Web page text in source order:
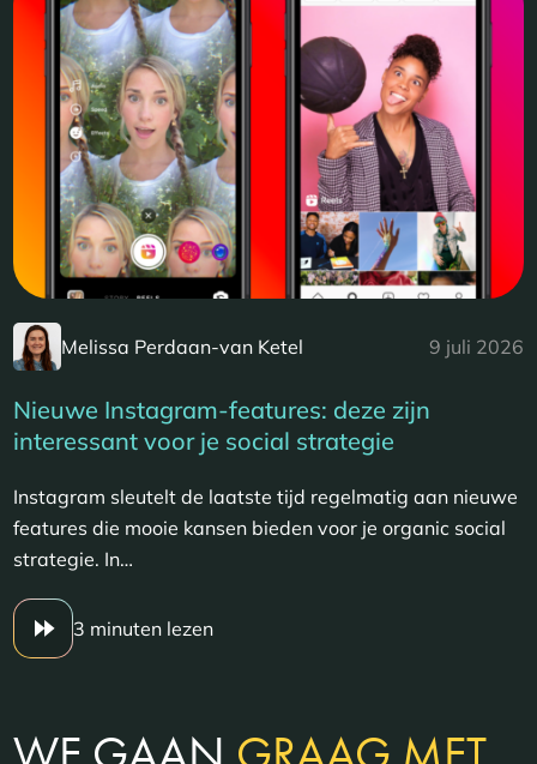
Melissa Perdaan-van Ketel 9 juli 2026
Nieuwe Instagram-features: deze zijn
interessant voor je social strategie
Instagram sleutelt de laatste tijd regelmatig aan nieuwe
features die mooie kansen bieden voor je organic social
strategie. In…
3 minuten lezen